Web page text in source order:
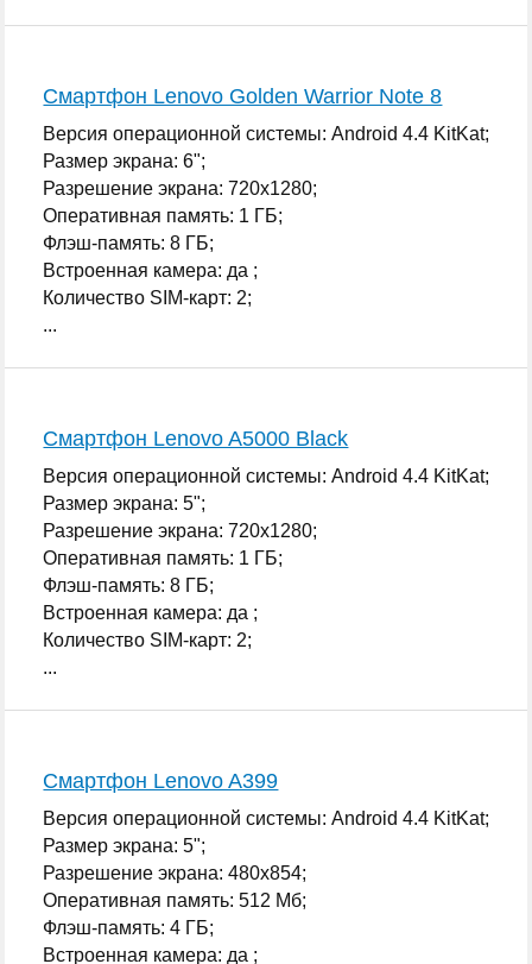
Смартфон Lenovo Golden Warrior Note 8
Версия операционной системы: Android 4.4 KitKat;
Размер экрана: 6";
Разрешение экрана: 720x1280;
Оперативная память: 1 ГБ;
Флэш-память: 8 ГБ;
Встроенная камера: да ;
Количество SIM-карт: 2;
...
Смартфон Lenovo A5000 Black
Версия операционной системы: Android 4.4 KitKat;
Размер экрана: 5";
Разрешение экрана: 720x1280;
Оперативная память: 1 ГБ;
Флэш-память: 8 ГБ;
Встроенная камера: да ;
Количество SIM-карт: 2;
...
Смартфон Lenovo A399
Версия операционной системы: Android 4.4 KitKat;
Размер экрана: 5";
Разрешение экрана: 480x854;
Оперативная память: 512 Мб;
Флэш-память: 4 ГБ;
Встроенная камера: да ;